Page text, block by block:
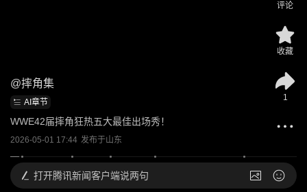
@摔角集
AI章节
WWE42届摔角狂热五大最佳出场秀！
2026-05-01 17:44 发布于山东
评论
收藏
1
打开腾讯新闻客户端说两句